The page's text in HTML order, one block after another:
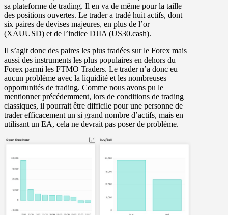
sa plateforme de trading. Il en va de même pour la taille
des positions ouvertes. Le trader a tradé huit actifs, dont
six paires de devises majeures, en plus de l’or
(XAUUSD) et de l’indice DJIA (US30.cash).
Il s’agit donc des paires les plus tradées sur le Forex mais
aussi des instruments les plus populaires en dehors du
Forex parmi les FTMO Traders. Le trader n’a donc eu
aucun problème avec la liquidité et les nombreuses
opportunités de trading. Comme nous avons pu le
mentionner précédemment, lors de conditions de trading
classiques, il pourrait être difficile pour une personne de
trader efficacement un si grand nombre d’actifs, mais en
utilisant un EA, cela ne devrait pas poser de problème.